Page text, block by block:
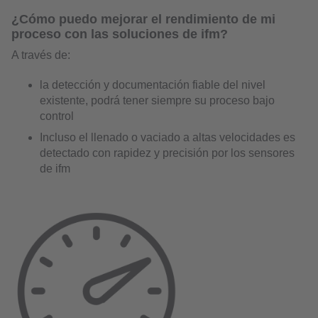
¿Cómo puedo mejorar el rendimiento de mi
proceso con las soluciones de ifm?
A través de:
la detección y documentación fiable del nivel
existente, podrá tener siempre su proceso bajo
control
Incluso el llenado o vaciado a altas velocidades es
detectado con rapidez y precisión por los sensores
de ifm